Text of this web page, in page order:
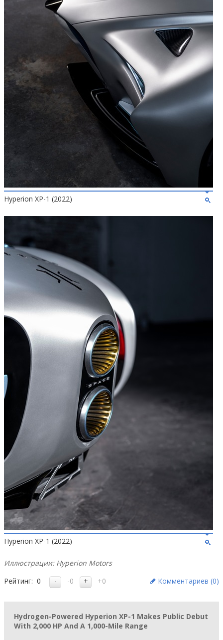
Hyperion XP-1 (2022)
Hyperion XP-1 (2022)
Иллюстрации: Hyperion Motors
Рейтинг: 0 -0 +0 Комментариев (0)
Hydrogen-Powered Hyperion XP-1 Makes Public Debut
With 2,000 HP And A 1,000-Mile Range